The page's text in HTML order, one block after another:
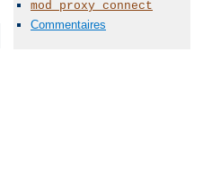
mod_proxy_connect
Commentaires